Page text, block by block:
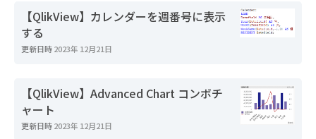
【QlikView】カレンダーを週番号に表示
する
更新日時2023年 12月21日
【QlikView】Advanced Chart コンボチ
ャート
更新日時2023年 12月21日